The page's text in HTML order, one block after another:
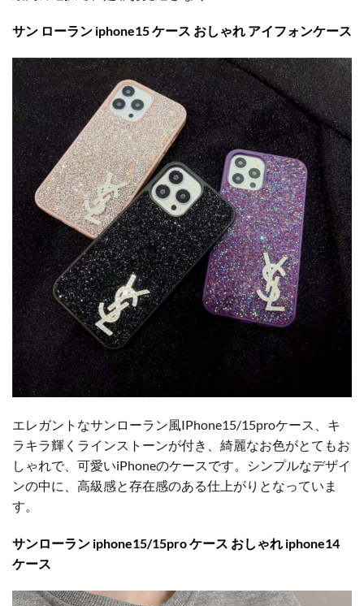
サン ローラン iphone15 ケース おしゃれ アイフォンケース
エレガントなサンローラン風IPhone15/15proケース、キ
ラキラ輝くラインストーンが付き、綺麗なお色がとてもお
しゃれで、可愛いiPhoneのケースです。シンプルなデザイ
ンの中に、高級感と存在感のある仕上がりとなっていま
す。
サンローラン iphone15/15pro ケース おしゃれ iphone14
ケース